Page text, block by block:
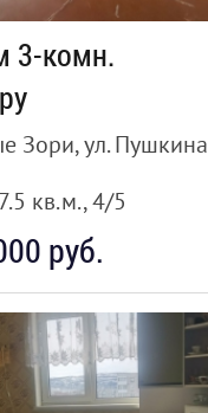
3-комн.
Зори, ул. Пушкина
кв.м., 4/5
руб.